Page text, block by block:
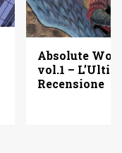
Absolute
vol.1 –
Recensione